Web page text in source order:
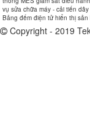
vụ sửa chữa máy - cải tiến
Bảng đếm điện tử hiển thị
Copyright - 2019